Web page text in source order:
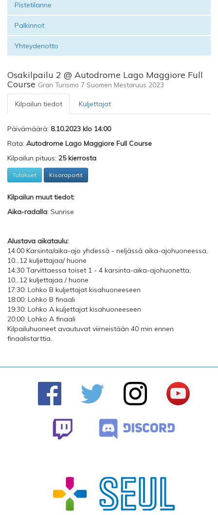
Pistetilanne
Palkinnot
Yhteydenotto
Osakilpailu 2 @ Autodrome Lago Maggiore Full
Course Gran Turismo 7 Suomen Mestaruus 2023
Kilpailun tiedot Kuljettajat
Päivämäärä: 8.10.2023 klo 14:00
Rata: Autodrome Lago Maggiore Full Course
Kilpailun pituus: 25 kierrosta
Tulokset Kisaraportit
Kilpailun muut tiedot:
Aika-radalla: Sunrise
Alustava aikataulu:
14:00 Karsinta/aika-ajo yhdessä - neljässä aika-ajohuoneessa,
10...12 kuljettajaa/ huone
14:30 Tarvittaessa toiset 1 - 4 karsinta-aika-ajohuonetta,
10...12 kuljettajaa / huone
17:30: Lohko B kuljettajat kisahuoneeseen
18:00: Lohko B finaali
19:30: Lohko A kuljettajat kisahuoneeseen
20:00: Lohko A finaali
Kilpailuhuoneet avautuvat viimeistään 40 min ennen
finaalistarttia.